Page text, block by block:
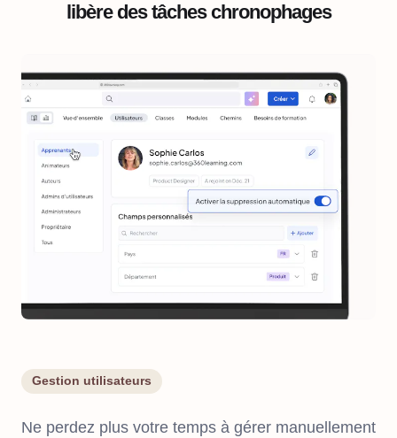
libère des tâches chronophages
Gestion utilisateurs
Ne perdez plus votre temps à gérer manuellement